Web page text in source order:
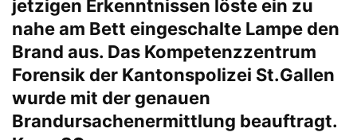
jetzigen Erkenntnissen löste ein zu
nahe am Bett eingeschalte Lampe den
Brand aus. Das Kompetenzzentrum
Forensik der Kantonspolizei St.Gallen
wurde mit der genauen
Brandursachenermittlung beauftragt.